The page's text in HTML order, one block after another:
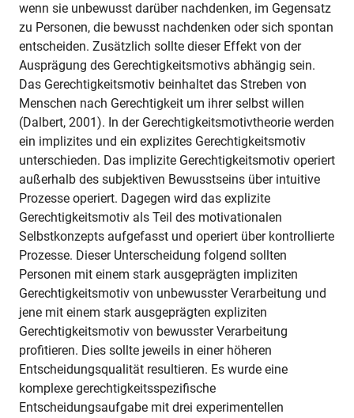
wenn sie unbewusst darüber nachdenken, im Gegensatz
zu Personen, die bewusst nachdenken oder sich spontan
entscheiden. Zusätzlich sollte dieser Effekt von der
Ausprägung des Gerechtigkeitsmotivs abhängig sein.
Das Gerechtigkeitsmotiv beinhaltet das Streben von
Menschen nach Gerechtigkeit um ihrer selbst willen
(Dalbert, 2001). In der Gerechtigkeitsmotivtheorie werden
ein implizites und ein explizites Gerechtigkeitsmotiv
unterschieden. Das implizite Gerechtigkeitsmotiv operiert
außerhalb des subjektiven Bewusstseins über intuitive
Prozesse operiert. Dagegen wird das explizite
Gerechtigkeitsmotiv als Teil des motivationalen
Selbstkonzepts aufgefasst und operiert über kontrollierte
Prozesse. Dieser Unterscheidung folgend sollten
Personen mit einem stark ausgeprägten impliziten
Gerechtigkeitsmotiv von unbewusster Verarbeitung und
jene mit einem stark ausgeprägten expliziten
Gerechtigkeitsmotiv von bewusster Verarbeitung
profitieren. Dies sollte jeweils in einer höheren
Entscheidungsqualität resultieren. Es wurde eine
komplexe gerechtigkeitsspezifische
Entscheidungsaufgabe mit drei experimentellen